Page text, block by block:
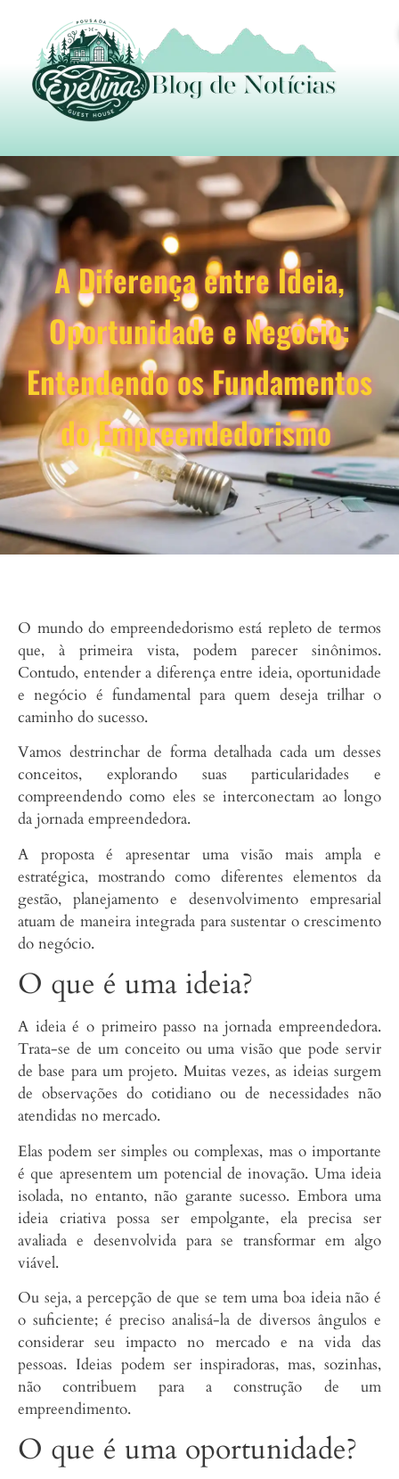
A Diferença entre Ideia,
Oportunidade e Negócio:
Entendendo os Fundamentos
do Empreendedorismo
O mundo do empreendedorismo está repleto de termos
que, à primeira vista, podem parecer sinônimos.
Contudo, entender a diferença entre ideia, oportunidade
e negócio é fundamental para quem deseja trilhar o
caminho do sucesso.
Vamos destrinchar de forma detalhada cada um desses
conceitos, explorando suas particularidades e
compreendendo como eles se interconectam ao longo
da jornada empreendedora.
A proposta é apresentar uma visão mais ampla e
estratégica, mostrando como diferentes elementos da
gestão, planejamento e desenvolvimento empresarial
atuam de maneira integrada para sustentar o crescimento
do negócio.
O que é uma ideia?
A ideia é o primeiro passo na jornada empreendedora.
Trata-se de um conceito ou uma visão que pode servir
de base para um projeto. Muitas vezes, as ideias surgem
de observações do cotidiano ou de necessidades não
atendidas no mercado.
Elas podem ser simples ou complexas, mas o importante
é que apresentem um potencial de inovação. Uma ideia
isolada, no entanto, não garante sucesso. Embora uma
ideia criativa possa ser empolgante, ela precisa ser
avaliada e desenvolvida para se transformar em algo
viável.
Ou seja, a percepção de que se tem uma boa ideia não é
o suficiente; é preciso analisá-la de diversos ângulos e
considerar seu impacto no mercado e na vida das
pessoas. Ideias podem ser inspiradoras, mas, sozinhas,
não contribuem para a construção de um
empreendimento.
O que é uma oportunidade?